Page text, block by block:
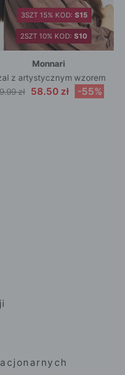
2SZT 10% KOD: S10
3SZT 15% KOD: S15
Monnari
z artystycznym wzorem
zł
58.50 zł -55%